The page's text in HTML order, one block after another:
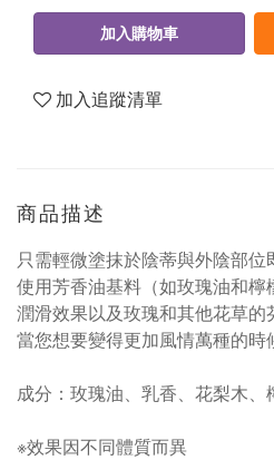
加入購物車
加入追蹤清單
商品描述
只需輕微塗抹於陰蒂與外陰部位
使用芳香油基料（如玫瑰油和檸
潤滑效果以及玫瑰和其他花草的
當您想要變得更加風情萬種的時
成分：玫瑰油、乳香、花梨木、
※效果因不同體質而異